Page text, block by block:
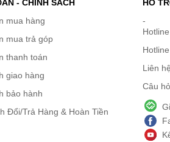
- CHÍNH SÁCH
mua hàng
mua trả góp
thanh toán
giao hàng
bảo hành
Đổi/Trả Hàng & Hoàn Tiền
HỖ
-
Liên hệ
Câu